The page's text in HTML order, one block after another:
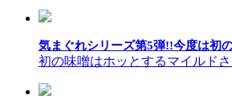
気まぐれシリーズ第5弾!!今度は初
初の味噌はホッとするマイルド